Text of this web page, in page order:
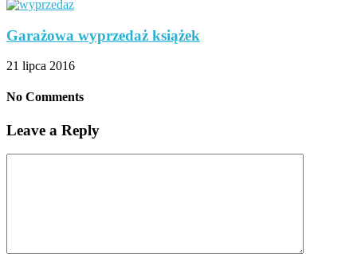
Garażowa wyprzedaż książek
21 lipca 2016
No Comments
Leave a Reply